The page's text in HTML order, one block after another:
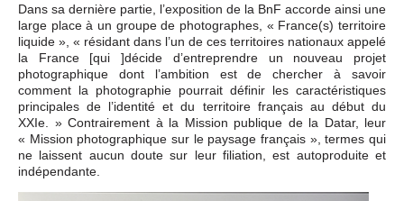
Dans sa dernière partie, l’exposition de la BnF accorde ainsi une
large place à un groupe de photographes, « France(s) territoire
liquide », « résidant dans l’un de ces territoires nationaux appelé
la France [qui ]décide d’entreprendre un nouveau projet
photographique dont l’ambition est de chercher à savoir
comment la photographie pourrait définir les caractéristiques
principales de l’identité et du territoire français au début du
XXIe. » Contrairement à la Mission publique de la Datar, leur
« Mission photographique sur le paysage français », termes qui
ne laissent aucun doute sur leur filiation, est autoproduite et
indépendante.